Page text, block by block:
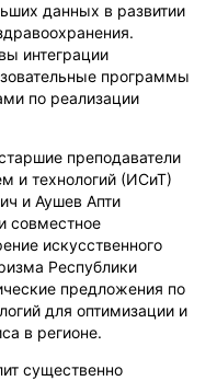
данных в развитии
интеграции
программы
по реализации
преподаватели
и технологий (ИСиТ)
и Аушев Апти
совместное
искусственного
Республики
предложения по
для оптимизации и
в регионе.
существенно